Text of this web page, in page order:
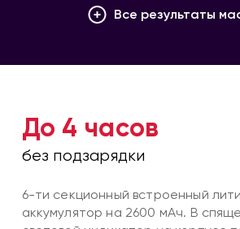
Все результаты
До 4 часов
без подзарядки
6-ти секционный встроенный
аккумулятор на 2600 мАч. В